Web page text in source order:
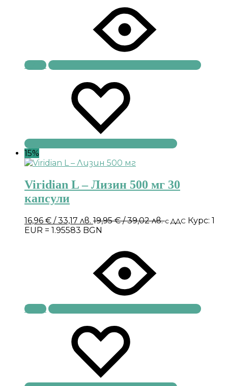
Купи
15%
Viridian L – Лизин 500 мг 30
капсули
16,96 € / 33,17 лв. 19,95€/ 39,02 лв.с ДДС Курс: 1
EUR = 1.95583 BGN
Купи